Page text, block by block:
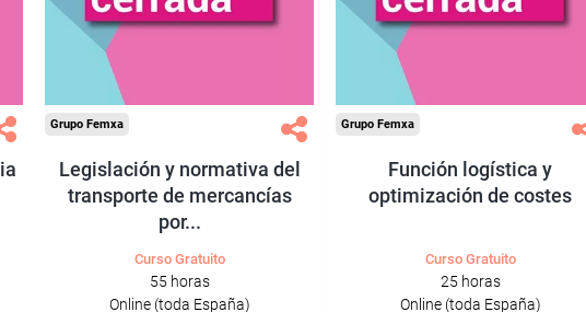
Grupo Femxa
Legislación y normativa del
transporte de mercancías
por...
Curso Gratuito
55 horas
Online (toda España)
Grupo Femxa
Función logística y
optimización de costes
Curso Gratuito
25 horas
Online (toda España)